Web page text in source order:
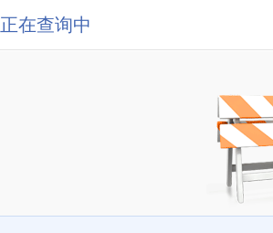
正在查询中